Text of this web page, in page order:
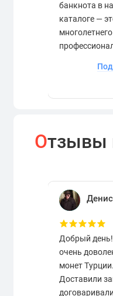
банкнота в
каталоге —
контроля.
Отзывы
Добрый
очень
монет
Доставили